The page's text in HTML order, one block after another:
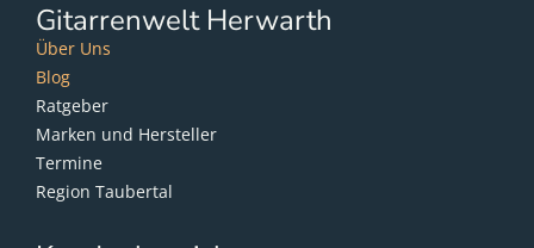
Gitarrenwelt Herwarth
Über Uns
Blog
Ratgeber
Marken und Hersteller
Termine
Region Taubertal